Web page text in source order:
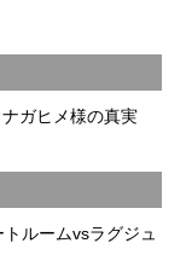
ガヒメ様の真実
ルームvsラグジュ